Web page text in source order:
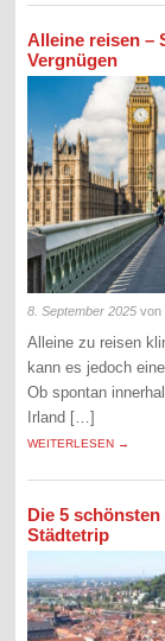
Alleine reisen –
Vergnügen
8. September 2025 von
Alleine zu reisen
kann es jedoch
Ob spontan
Irland […]
WEITERLESEN →
Die 5
Städtetrip